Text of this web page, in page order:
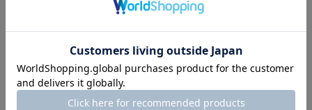
シャンタンロングドレス専用付け袖
シャンタンロングドレス専用付け袖